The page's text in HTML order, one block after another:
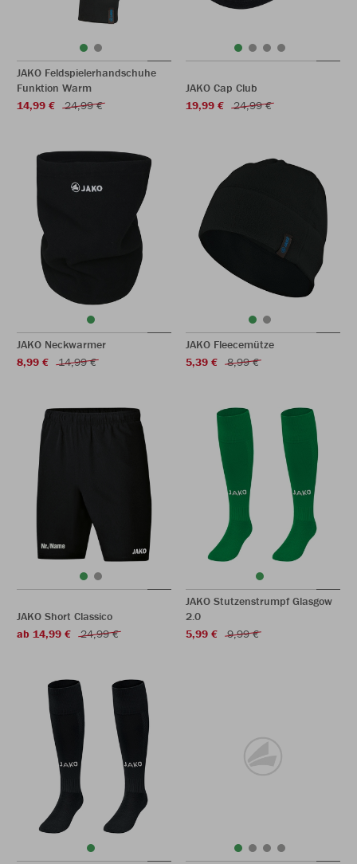
JAKO Feldspielerhandschuhe
Funktion Warm
14,99 €
24,99 €
JAKO Cap Club
19,99 €
24,99 €
JAKO Neckwarmer
8,99 €
14,99 €
JAKO Fleecemütze
5,39 €
8,99 €
JAKO Short Classico
ab 14,99 €
24,99 €
JAKO Stutzenstrumpf Glasgow
2.0
5,99 €
9,99 €